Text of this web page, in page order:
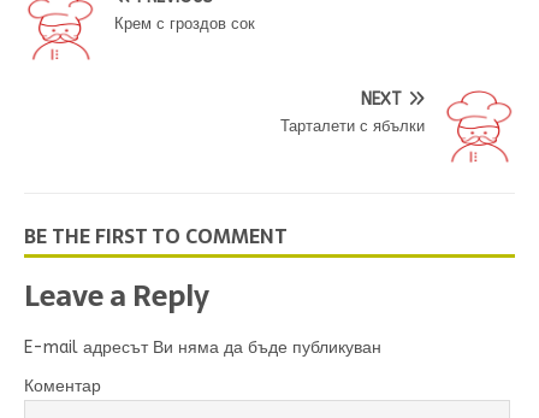
Крем с гроздов сок
NEXT
Тарталети с ябълки
BE THE FIRST TO COMMENT
Leave a Reply
E-mail адресът Ви няма да бъде публикуван
Коментар